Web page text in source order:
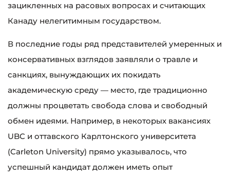
зацикленных на расовых вопросах и считающих
Канаду нелегитимным государством.
В последние годы ряд представителей умеренных и
консервативных взглядов заявляли о травле и
санкциях, вынуждающих их покидать
академическую среду — место, где традиционно
должны процветать свобода слова и свободный
обмен идеями. Например, в некоторых вакансиях
UBC и оттавского Карлтонского университета
(Carleton University) прямо указывалось, что
успешный кандидат должен иметь опыт